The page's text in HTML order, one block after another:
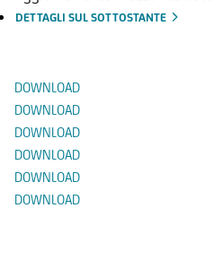
DETTAGLI SUL SOTTOSTANTE
DOWNLOAD
DOWNLOAD
DOWNLOAD
DOWNLOAD
DOWNLOAD
DOWNLOAD